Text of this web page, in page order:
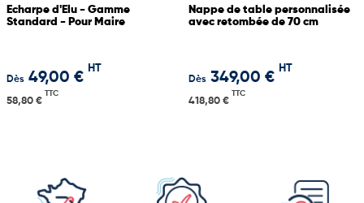
Echarpe d'Elu - Gamme
Standard - Pour Maire
Dès 49,00 €
HT
58,80 €
TTC
Nappe de table personnalisée
avec retombée de 70 cm
Dès 349,00 €
HT
418,80 €
TTC